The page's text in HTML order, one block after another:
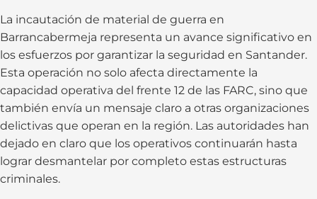
La incautación de material de guerra en
Barrancabermeja representa un avance significativo en
los esfuerzos por garantizar la seguridad en Santander.
Esta operación no solo afecta directamente la
capacidad operativa del frente 12 de las FARC, sino que
también envía un mensaje claro a otras organizaciones
delictivas que operan en la región. Las autoridades han
dejado en claro que los operativos continuarán hasta
lograr desmantelar por completo estas estructuras
criminales.